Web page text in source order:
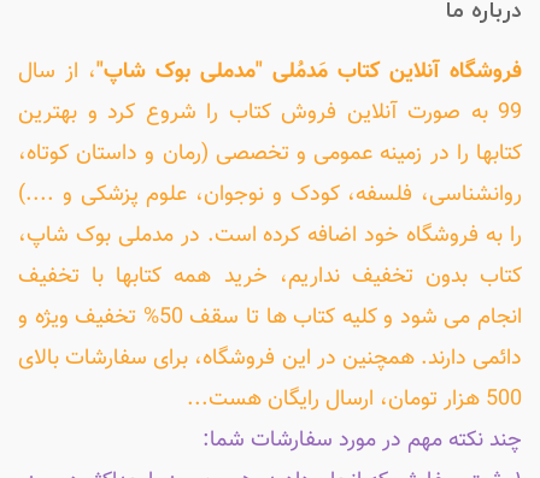
درباره ما
فروشگاه آنلاین کتاب مَدمُلی "مدملی بوک شاپ"، از سال
99 به صورت آنلاین فروش کتاب را شروع کرد و بهترین
کتابها را در زمینه عمومی و تخصصی (رمان و داستان کوتاه،
روانشناسی، فلسفه، کودک و نوجوان، علوم پزشکی و ....)
را به فروشگاه خود اضافه کرده است. در مدملی بوک شاپ،
کتاب بدون تخفیف نداریم، خرید همه کتابها با تخفیف
انجام می شود و کلیه کتاب ها تا سقف 50% تخفیف ویژه و
دائمی دارند. همچنین در این فروشگاه، برای سفارشات بالای
500 هزار تومان، ارسال رایگان هست...
چند نکته مهم در مورد سفارشات شما: